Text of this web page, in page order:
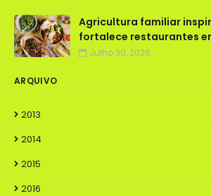
Agricultura familiar
fortalece restaurantes
Julho 30, 2026
ARQUIVO
2013
2014
2015
2016